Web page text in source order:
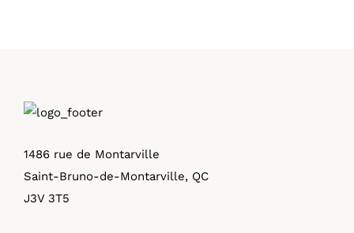
1486 rue de Montarville
Saint-Bruno-de-Montarville, QC
J3V 3T5